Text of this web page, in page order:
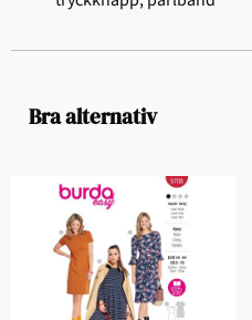
Bra alternativ